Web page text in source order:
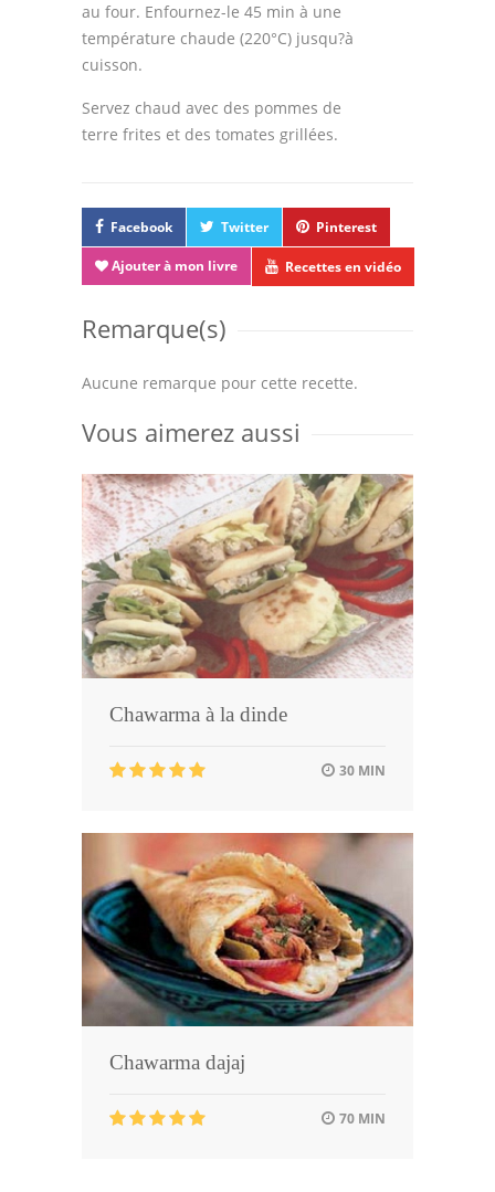
au four. Enfournez-le 45 min à une
température chaude (220°C) jusqu?à
cuisson.
Servez chaud avec des pommes de
terre frites et des tomates grillées.
Facebook Twitter Pinterest
Ajouter à mon livre Recettes en vidéo
Remarque(s)
Aucune remarque pour cette recette.
Vous aimerez aussi
Chawarma à la dinde
30 MIN
Chawarma dajaj
70 MIN